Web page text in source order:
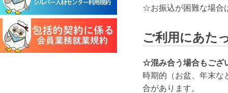
☆お振込が困難な場合
ご利用にあた
☆混み合う場合もござ
時期的（お盆、年末な
合があります。